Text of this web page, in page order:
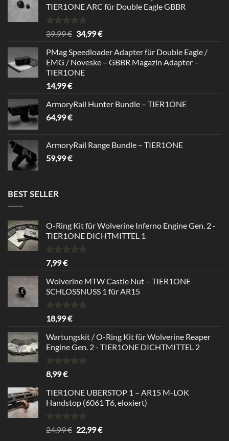
TIER1ONE ARC für Double Eagle GBBR
Rated5.00
out of 5
39,99€ Original
was:
39,99 €.
34,99€Current
is:
34,99 €.
PMag Speedloader Adapter für Double Eagle /
EMG / Noveske – GBBR Magazin Adapter –
TIER1ONE
14,99€
ArmoryRail Hunter Bundle – TIER1ONE
64,99€
ArmoryRail Range Bundle – TIER1ONE
59,99€
BEST SELLER
O-Ring Kit für Wolverine Inferno Engine Gen. 2 -
TIER1ONE DICHTMITTEL 1
Rated
out of 5
7,99€
Wolverine MTW Castle Nut – TIER1ONE
SCHLOSSNUSS 1 für AR15
Rated5.00
out of 5
18,99€
Wartungskit / O-Ring Kit für Wolverine Reaper
Engine Gen. 2 - TIER1ONE DICHTMITTEL 2
Rated
out of 5
8,99€
TIER1ONE UBERSTOP 1 – AR15 M-LOK
Handstop (6061 T6, eloxiert)
Rated4.67
out of 5
24,99€ Original
22,99€Current